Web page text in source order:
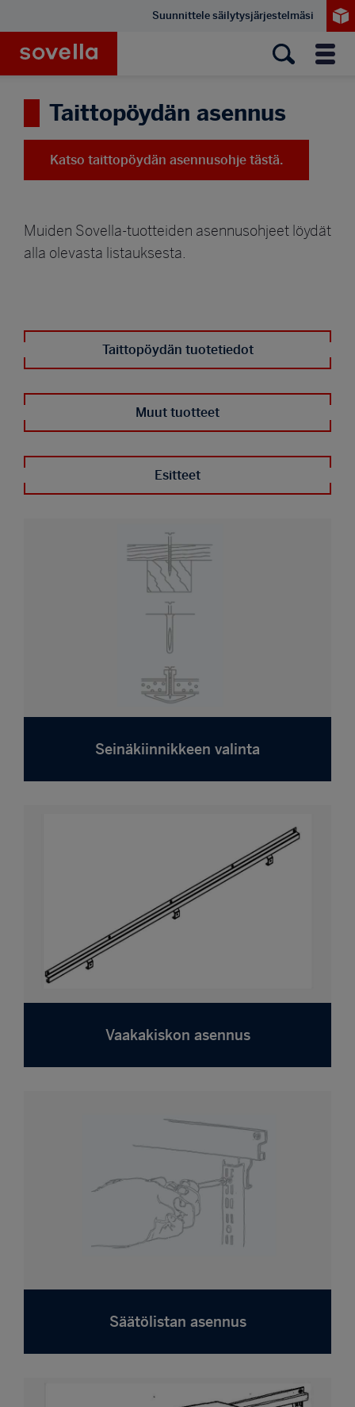
pääsisältöön
Suunnittele säilytysjärjestelmäsi
Sovella
Taittopöydän asennus
Katso taittopöydän asennusohje tästä.
Muiden Sovella-tuotteiden asennusohjeet löydät
alla olevasta listauksesta.
Taittopöydän tuotetiedot
Muut tuotteet
Esitteet
Seinäkiinnikkeen valinta
Vaakakiskon asennus
Säätölistan asennus